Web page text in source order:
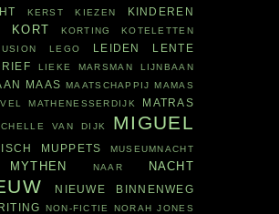
KERST KIEZEN KINDEREN
KORT KORTING
KOTELETTEN
LEGO LEIDEN LENTE
LIEKE MARSMAN
LIJNBAAN
MAAS MAATSCHAPPIJ MAMAS
MATHENESSERDIJK MATRAS
VAN DIJK
MIGUEL
MUPPETS MUSEUMNACHT
MYTHEN NAAR
NACHT
NIEUWE BINNENWEG
NON-FICTIE
NORAH JONES